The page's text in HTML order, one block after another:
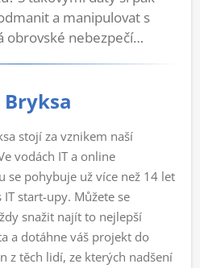
a manipulovat s
obrovské nebezpečí…
stojí za vznikem naší
vodách IT a online
se pohybuje už více než 14 let
start-upy. Můžete se
snažit najít to nejlepší
a dotáhne váš projekt do
z těch lidí, ze kterých nadšení